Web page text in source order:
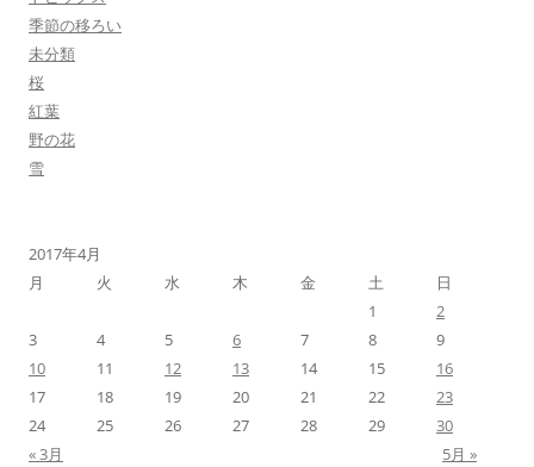
季節の移ろい
未分類
桜
紅葉
野の花
雪
2017年4月
月
火 水 木 金 土
日
1
2
3
4 5 6 7 8
9
10
11 12 13 14 15
16
17
18 19 20 21 22
23
24
25 26 27 28 29
30
« 3月
5月 »